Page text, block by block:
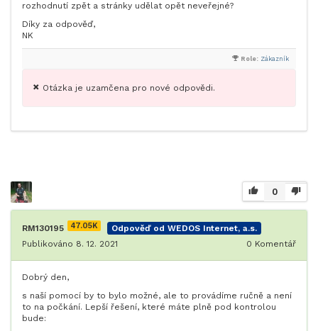
rozhodnutí zpět a stránky udělat opět neveřejné?
Díky za odpověď,
NK
Role: Zákazník
Otázka je uzamčena pro nové odpovědi.
0
RM130195 47.05K
Odpověď od WEDOS Internet, a.s.
Publikováno 8. 12. 2021
0 Komentář
Dobrý den,
s naší pomocí by to bylo možné, ale to provádíme ručně a není
to na počkání. Lepší řešení, které máte plně pod kontrolou
bude: